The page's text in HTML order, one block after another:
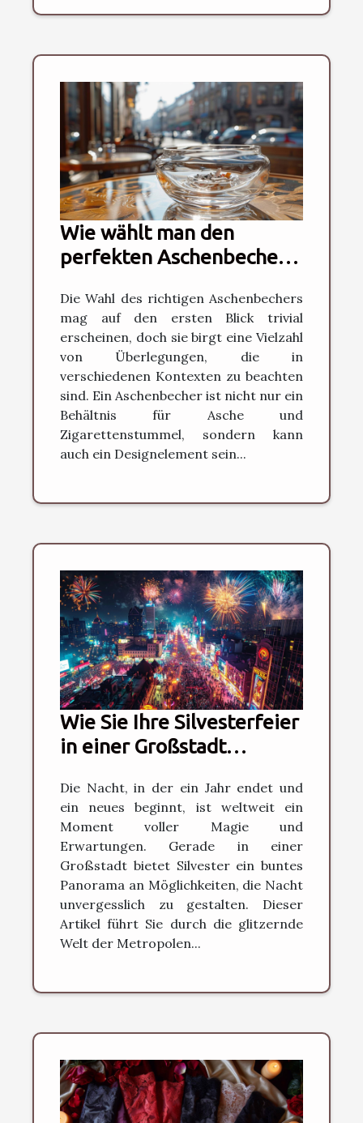
Wie wählt man den
perfekten Aschenbecher
Die Wahl des richtigen Aschenbechers
mag auf den ersten Blick trivial
erscheinen, doch sie birgt eine Vielzahl
von Überlegungen, die in
verschiedenen Kontexten zu beachten
sind. Ein Aschenbecher ist nicht nur ein
Behältnis für Asche und
Zigarettenstummel, sondern kann
auch ein Designelement sein...
Wie Sie Ihre Silvesterfeier
in einer Großstadt
Die Nacht, in der ein Jahr endet und
ein neues beginnt, ist weltweit ein
Moment voller Magie und
Erwartungen. Gerade in einer
Großstadt bietet Silvester ein buntes
Panorama an Möglichkeiten, die Nacht
unvergesslich zu gestalten. Dieser
Artikel führt Sie durch die glitzernde
Welt der Metropolen...